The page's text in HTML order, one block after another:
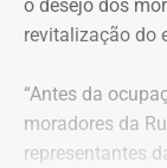
o desejo dos
revitalização do
“Antes da
moradores da
representantes